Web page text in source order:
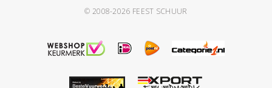
© 2008-2026 FEEST SCHUUR